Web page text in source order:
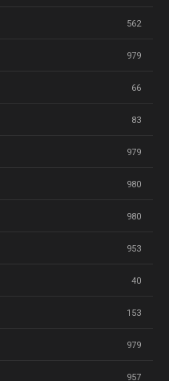
562
979
66
83
979
980
980
953
40
153
979
957